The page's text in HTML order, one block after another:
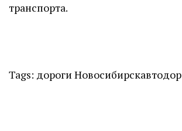
транспорта.
Tags: дороги Новосибирскавтодор